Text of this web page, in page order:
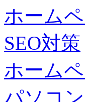
ホーム
SEO対策
ホーム
パソコ